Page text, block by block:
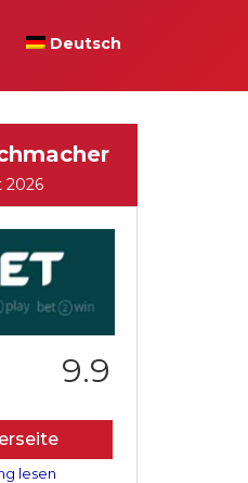
Deutsch
2026
9.9
lesen